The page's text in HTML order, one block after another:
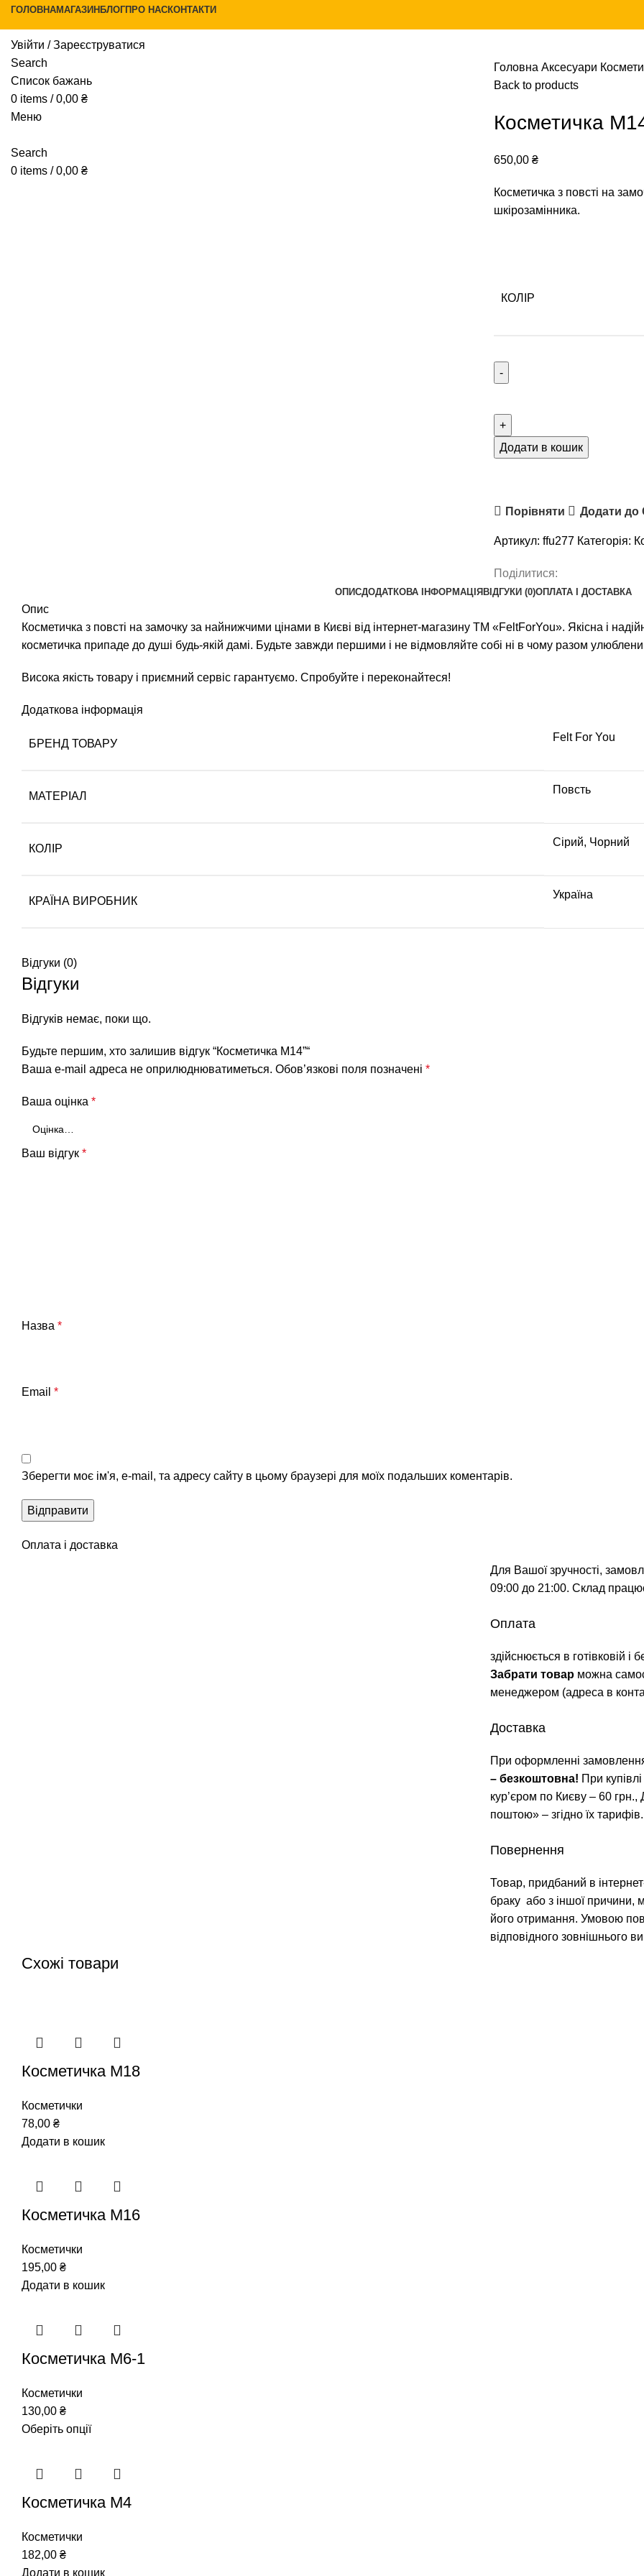
ГОЛОВНАМАГАЗИН БЛОГПРО НАСКОНТАКТИ
Увійти / Зареєструватися
Search
Список бажань
0 items / 0,00 ₴
Меню
Search
0 items / 0,00 ₴
Головна Аксесуари
Back to products
Косметичка
650,00 ₴
Косметичка з повсті на
шкірозамінника.
КОЛІР
Додати в кошик
Порівняти Додати до
Артикул: ffu277 Категорія:
Поділитися:
ОПИСДОДАТКОВА ІНФОРМАЦІЯ ВІДГУКИ (0)ОПЛАТА І ДОСТАВКА
Опис
Косметичка з повсті на замочку за найнижчими цінами в Києві від інтернет-магазину ТМ «FeltForYou». Якісна і
косметичка припаде до душі будь-якій дамі. Будьте завжди першими і не відмовляйте собі ні в чому разом
Висока якість товару і приємний сервіс гарантуємо. Спробуйте і переконайтеся!
Додаткова інформація
БРЕНД ТОВАРУ
Felt For You
МАТЕРІАЛ
Повсть
КОЛІР
Сірий, Чорний
КРАЇНА ВИРОБНИК
Україна
Відгуки (0)
Відгуки
Відгуків немає, поки що.
Будьте першим, хто залишив відгук “Косметичка М14”“
Ваша e-mail адреса не оприлюднюватиметься. Обов’язкові поля позначені *
Ваша оцінка *
Ваш відгук *
Назва *
Email *
Зберегти моє ім'я, e-mail, та адресу сайту в цьому браузері для моїх подальших коментарів.
Оплата і доставка
Для Вашої зручності,
09:00 до 21:00. Склад
Оплата
здійснюється в готівковій і
Забрати товар можна
менеджером (адреса в
Доставка
При оформленні
– безкоштовна! При
кур’єром по Києву – 60 грн.,
поштою» – згідно їх тарифів.
Повернення
Товар, придбаний в
браку або з іншої причини,
його отримання. Умовою
відповідного зовнішнього
Схожі товари
Косметичка М18
Косметички
78,00 ₴
Додати в кошик
Косметичка М16
Косметички
195,00 ₴
Додати в кошик
Косметичка М6-1
Косметички
130,00 ₴
Оберіть опції
Косметичка М4
Косметички
182,00 ₴
Додати в кошик